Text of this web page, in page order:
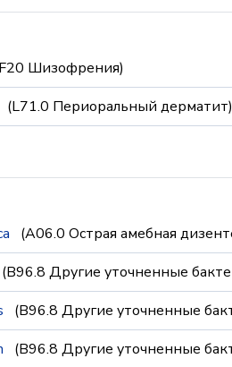
Шизофрения)
(L71.0 Периоральный дерматит)
(A06.0 Острая амебная
(B96.8 Другие уточненные
(B96.8 Другие уточненные
(B96.8 Другие уточненные